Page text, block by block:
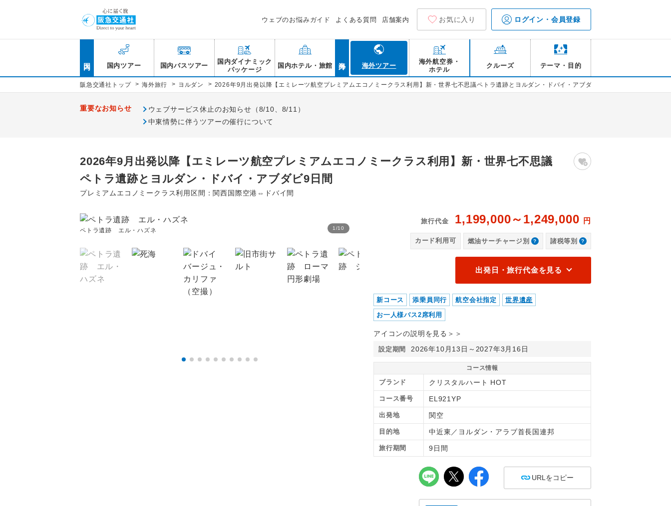
ウェブのお悩みガイド よくある質問 店舗案内 お気に入り ログイン・会員登録
国内ツアー 国内バスツアー
国内ダイナミック
パッケージ
国内ホテル・旅館 海外ツアー
海外航空券・
ホテル
クルーズ テーマ・目的
阪急交通社トップ > 海外旅行 > ヨルダン > 2026年9月出発以降【エミレーツ航空プレミアムエコノミークラス利用】新・世界七不思議ペトラ遺跡とヨルダン・ドバイ・アブダビ9日間
重要なお知らせ
ウェブサービス休止のお知らせ（8/10、8/11）
中東情勢に伴うツアーの催行について
2026年9月出発以降【エミレーツ航空プレミアムエコノミークラス利用】新・世界七不思議
ペトラ遺跡とヨルダン・ドバイ・アブダビ9日間
プレミアムエコノミークラス利用区間：関西国際空港⇔ドバイ間
1 /10
ペトラ遺跡 エル・ハズネ
旅行代金 1,199,000～1,249,000 円
カード利用可 燃油サーチャージ別 諸税等別
出発日・旅行代金を見る
新コース 添乗員同行 航空会社指定
世界遺産
お一人様バス2席利用
アイコンの説明を見る＞＞
設定期間 2026年10月13日～2027年3月16日
コース情報
ブランド クリスタルハート HOT
コース番号 EL921YP
出発地 関空
目的地 中近東／ヨルダン・アラブ首長国連邦
旅行期間 9日間
URLをコピー